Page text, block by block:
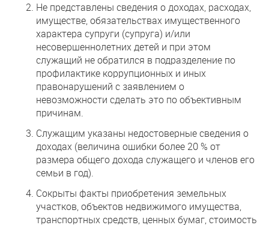
Не представлены сведения о доходах, расходах,
имуществе, обязательствах имущественного
характера супруги (супруга) и/или
несовершеннолетних детей и при этом
служащий не обратился в подразделение по
профилактике коррупционных и иных
правонарушений с заявлением о
невозможности сделать это по объективным
причинам.
Служащим указаны недостоверные сведения о
доходах (величина ошибки более 20 % от
размера общего дохода служащего и членов его
семьи в год).
Сокрыты факты приобретения земельных
участков, объектов недвижимого имущества,
транспортных средств, ценных бумаг, стоимость